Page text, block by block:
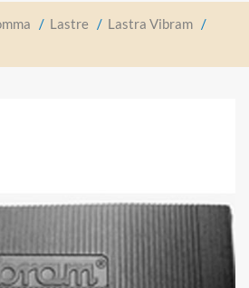
/ Lastre / Lastra Vibram /